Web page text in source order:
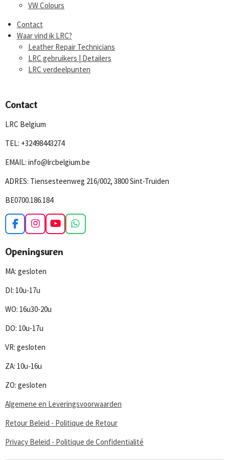
VW Colours
Contact
Waar vind ik LRC?
Leather Repair Technicians
LRC gebruikers | Detailers
LRC verdeelpunten
Contact
LRC Belgium
TEL: +32498443274
EMAIL: info@lrcbelgium.be
ADRES: Tiensesteenweg 216/002, 3800 Sint-Truiden
BE0700.186.184
F
a
e
o
k
I
n
t
g
a
Y
o
T
W
h
Openingsuren
MA: gesloten
DI: 10u-17u
WO: 16u30-20u
DO: 10u-17u
VR: gesloten
ZA: 10u-16u
ZO: gesloten
Algemene en Leveringsvoorwaarden
Retour Beleid - Politique de Retour
Privacy Beleid - Politique de Confidentialité